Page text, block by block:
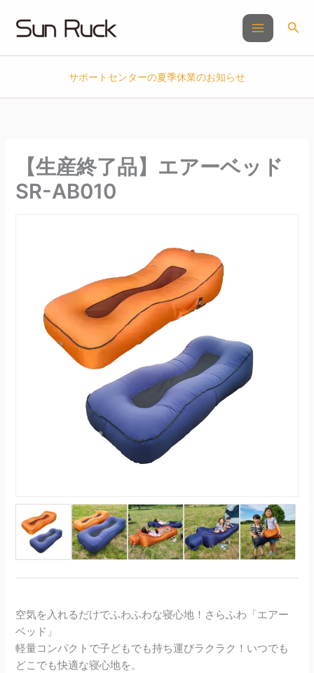
ス
検
サポートセンターの夏季休業のお知らせ
【生産終了品】エアーベッド
SR-AB010
空気を入れるだけでふわふわな寝心地！さらふわ「エアー
ベッド」
軽量コンパクトで子どもでも持ち運びラクラク！いつでも
どこでも快適な寝心地を。